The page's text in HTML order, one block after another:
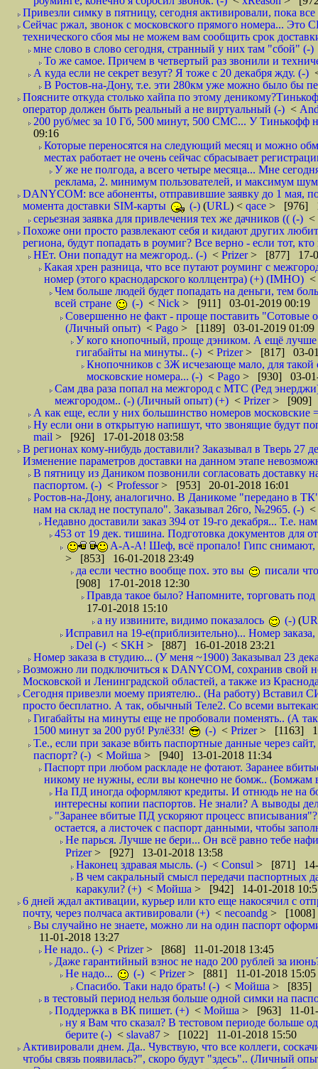
Привезли симку в пятницу, сегодня активировали, пока
Сейчас ржал, звонок с московского прямого номера... Это
технического сбоя мы не можем вам сообщить срок
мне слово в слово сегодня, странный у них там "сбой" (-)
То же самое. Причем в четвертый раз звонили и
А куда если не секрет везут? Я тоже с 20 декабря жду. (-)
В Ростов-на-Дону, т.е. эти 280км уже можно было бы
Поясните откуда столько хайпа по этому
оператор должен быть реальный а не виртуальный (-) <
200 руб/мес за 10 Гб, 500 минут, 500 СМС... У Тинькофф
09:16
Которые переносятся на следующий месяц и можно
местах работает не очень сейчас сбрасывает
У же не полгода, а всего четыре месяца... Мне
реклама, 2. минимум пользователей, и максимум
DANYCOM: все абоненты, отправившие заявку до 1 мая,
момента доставки SIM-карты
(-) (URL) < qace > [976]
серьезная заявка для привлечения тех же дачников (( (-) <
Похоже они просто развлекают себя и кидают других
региона, будут попадать в роумиг? Все верно - если тот,
НЕт. Они попадут на межгород.. (-) < Prizer> [877] 17-
Какая хрен разница, что все путают роуминг с
номер (этого краснодарского коллцентра) (+) (IMHO) <
Чем больше людей будет попадать на деньги, тем
всей стране
(-) < Nick > [911] 03-01-2019 00:19
Совершенно не факт - проще поставить "Сотовые
(Личный опыт) < Pago > [1189] 03-01-2019 01:09
У кого кнопочный, проще дэником. А ещё лучше
гигабайты на минуты.. (-) < Prizer> [817] 03-
Кнопочников с 3Ж исчезающе мало, для такой
московские номера... (-) < Pago > [930] 03-01-
Сам два раза попал на межгород с МТС (Ред
межгородом.. (-) (Личный опыт) (+) < Prizer> [909]
А как еще, если у них большинство номеров московские
Ну если они в открытую напишут, что звонящие будут
mail > [926] 17-01-2018 03:58
В регионах кому-нибудь доставили? Заказывал в Тверь 27
Изменение параметров доставки на данном этапе
В пятницу из Даником позвонили согласовать доставку
паспортом. (-) < Professor> [953] 20-01-2018 16:01
Ростов-на-Дону, аналогично. В Даникоме "передано в
нам на склад не поступало". Заказывал 26го, №2965. (-) <
Недавно доставили заказ 394 от 19-го декабря... Т.е.
453 от 19 дек. тишина. Подготовка документов для
А-А-А! Шеф, всё пропало! Гипс снимают,
> [853] 16-01-2018 23:49
да если честно вообще пох. это вы
писали
[908] 17-01-2018 12:30
Правда такое было? Напомните, торговать
17-01-2018 15:10
а ну извините, видимо показалось
(-) (
Исправил на 19-е(приблизительно)... Номер
Del (-) < SKH > [887] 16-01-2018 23:21
Номер заказа в студию... (У меня ~1900) Заказывал 23
Возможно ли подключиться к DANYCOM, сохранив свой
Московской и Ленинградской областей, а также из
Сегодня привезли моему приятелю.. (На работу) Вставил
просто бесплатно. А так, обычный Теле2. Со всеми
Гигабайты на минуты еще не пробовали поменять.. (А
1500 минут за 200 руб! РулёЗЗ!
(-) < Prizer> [1163]
Т.е., если при заказе вбить паспортные данные через
паспорт? (-) < Мойша > [940] 13-01-2018 11:34
Паспорт при любом раскладе не фотают. Заранее
никому не нужны, если вы конечно не бомж.. (Бомжам
На ПД иногда оформляют кредиты. И отнюдь не на
интересны копии паспортов. Не знали? А выводы
"Заранее вбитые ПД ускоряют процесс
остается, а листочек с паспорт данными, чтобы
Не парься. Лучше не бери... Он всё равно тебе
Prizer> [927] 13-01-2018 13:58
Наконец здравая мысль. (-) < Consul > [871] 14-
В чем сакральный смысл передачи паспортных
каракули? (+) < Мойша > [942] 14-01-2018
6 дней ждал активации, курьер или кто еще накосячил с
почту, через полчаса активировали (+) < necoandg > [1008]
Вы случайно не знаете, можно ли на один паспорт
11-01-2018 13:27
Не надо.. (-) < Prizer> [868] 11-01-2018 13:45
Даже гарантийный взнос не надо 200 рублей за
Не надо...
(-) < Prizer> [881] 11-01-2018 15:05
Спасибо. Таки надо брать! (-) < Мойша > [835]
в тестовый период нельзя больше одной симки на
Поддержка в ВК пишет. (+) < Мойша > [963] 11-01-
ну я Вам что сказал? В тестовом периоде больше
берите (-) < slava87 > [1022] 11-01-2018 15:50
Активировали днем. Да.. Чувствую, что все коллеги,
чтобы связь появилась?", скоро будут "здесь".. (Личный